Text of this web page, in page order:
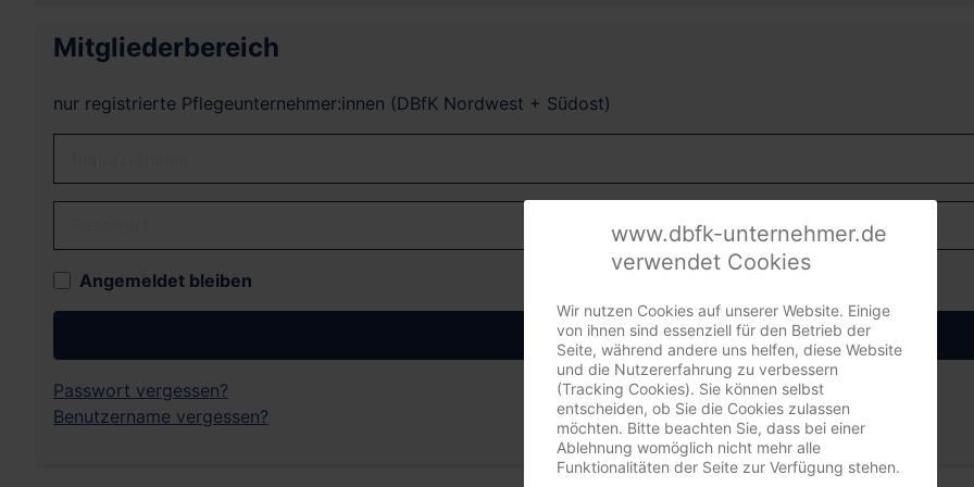
Mitgliederbereich
nur registrierte Pflegeunternehmer:innen (DBfK Nordwest + Südost)
Angemeldet bleiben
Anmelden
Passwort vergessen?
Benutzername vergessen?
www.dbfk-unternehmer.de
verwendet Cookies
Wir nutzen Cookies auf unserer Website. Einige
von ihnen sind essenziell für den Betrieb der
Seite, während andere uns helfen, diese Website
und die Nutzererfahrung zu verbessern
(Tracking Cookies). Sie können selbst
entscheiden, ob Sie die Cookies zulassen
möchten. Bitte beachten Sie, dass bei einer
Ablehnung womöglich nicht mehr alle
Funktionalitäten der Seite zur Verfügung stehen.